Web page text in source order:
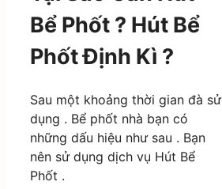
Bể Phốt ? Hút Bể
Phốt Định Kì ?
Sau một khoảng thời gian đà sử
dụng . Bể phốt nhà bạn có
những dấu hiệu như sau . Bạn
nên sử dụng dịch vụ Hút Bể
Phốt .